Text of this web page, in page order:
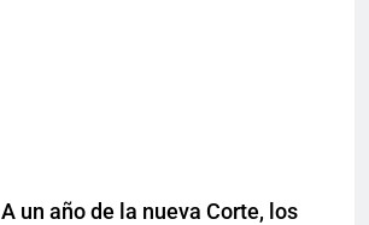
A un año de la nueva Corte, los